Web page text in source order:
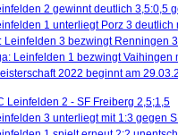
2 gewinnt deutlich 3,5:0,5
1 unterliegt Porz 3 deutlich
Leinfelden 3 bezwingt Renningen
Leinfelden 1 bezwingt Vaihingen
2022 beginnt am
Leinfelden 2 - SF Freiberg 2,5;1,5
3 unterliegt mit 1:3 gegen